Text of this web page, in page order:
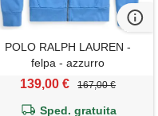
POLO RALPH LAUREN -
felpa - azzurro
139,00 € 167,00 €
Sped. gratuita